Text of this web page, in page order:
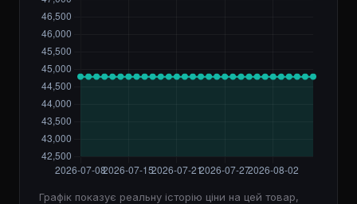
Графік показує реальну історію ціни на цей товар,